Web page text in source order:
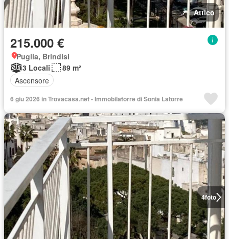
Attico
215.000 €
Puglia, Brindisi
3 Locali
89 m²
Ascensore
6 giu 2026 in Trovacasa.net - Immobilatorre di Sonia Latorre
4foto